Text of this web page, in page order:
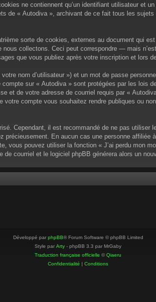
ne contiennent qu’un identifiant utilisateur et
de « Autodiva », archivant de ce fait tous les
sorte de cookies, externes au document qui
collectons. Ceci peut correspondre — mais
que vous publiez après votre inscription et lors
nom d’utilisateur ») et un mot de passe
sur « Autodiva » sont protégées par les lois
et de votre adresse de courriel requis par «
compte vous souhaitez rendre publiques ou
Cependant, il est recommandé de ne pas
En aucun cas une personne
vous pouvez utiliser la fonction « J’ai perdu mon
courriel et le logiciel phpBB générera alors un
Développé par phpBB® Forum Software © phpBB Limited
Style par Arty - phpBB 3.3 par MrGaby
Traduction française officielle ©Qiaeru
Confidentialité | Conditions